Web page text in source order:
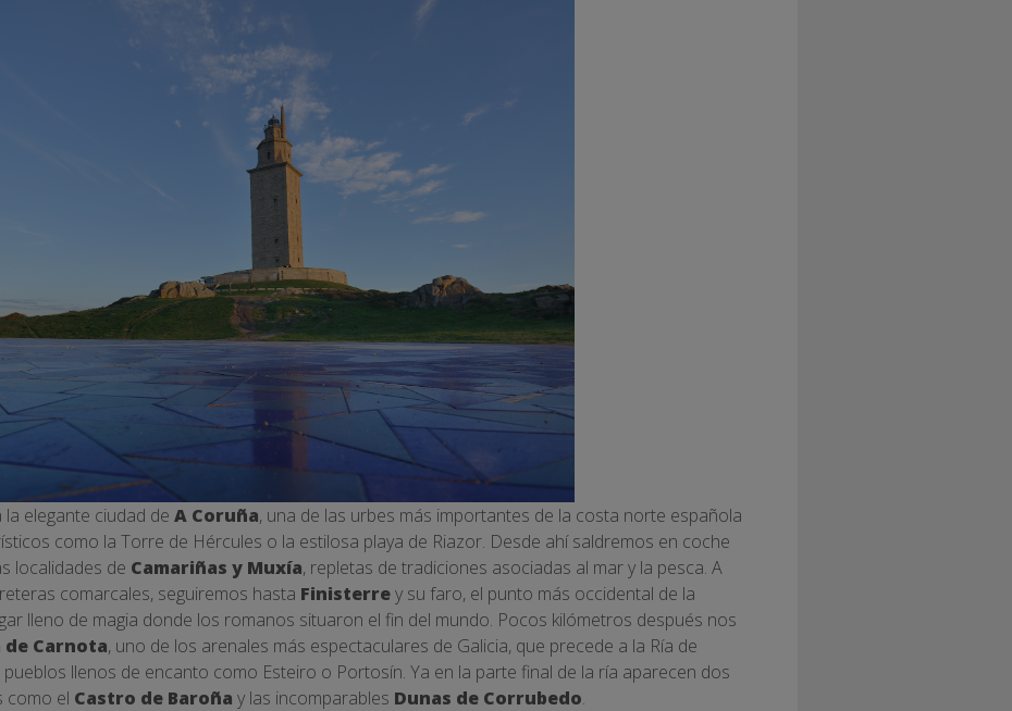
elegante ciudad de A Coruña, una de las urbes más importantes de la costa norte española
como la Torre de Hércules o la estilosa playa de Riazor. Desde ahí saldremos en coche
localidades de Camariñas y Muxía, repletas de tradiciones asociadas al mar y la pesca. A
comarcales, seguiremos hasta Finisterrey su faro, el punto más occidental de la
lleno de magia donde los romanos situaron el fin del mundo. Pocos kilómetros después nos
de Carnota, uno de los arenales más espectaculares de Galicia, que precede a la Ría de
llenos de encanto como Esteiro o Portosín. Ya en la parte final de la ría aparecen dos
como el Castro de Baroña y las incomparables Dunas de Corrubedo.